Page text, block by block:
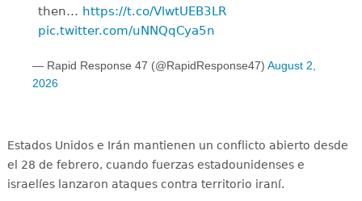
then… https://t.co/VlwtUEB3LR
pic.twitter.com/uNNQqCya5n
— Rapid Response 47 (@RapidResponse47) August 2,
2026
Estados Unidos e Irán mantienen un conflicto abierto desde
el 28 de febrero, cuando fuerzas estadounidenses e
israelíes lanzaron ataques contra territorio iraní.